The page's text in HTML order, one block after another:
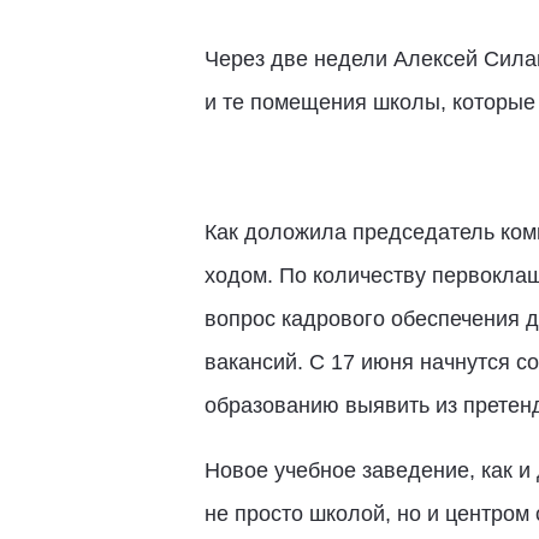
Через две недели Алексей
и те помещения школы,
Как доложила председатель
ходом. По количеству
вопрос кадрового
вакансий. С 17 июня начнутся
образованию выявить из
Новое учебное заведение, как
не просто школой, но и центром